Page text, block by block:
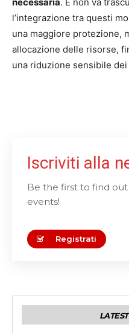
necessaria. E non va
l’integrazione tra questi
una maggiore protezione,
allocazione delle risorse,
una riduzione sensibile dei
Iscriviti alla
Be the first to find
events!
Registrati